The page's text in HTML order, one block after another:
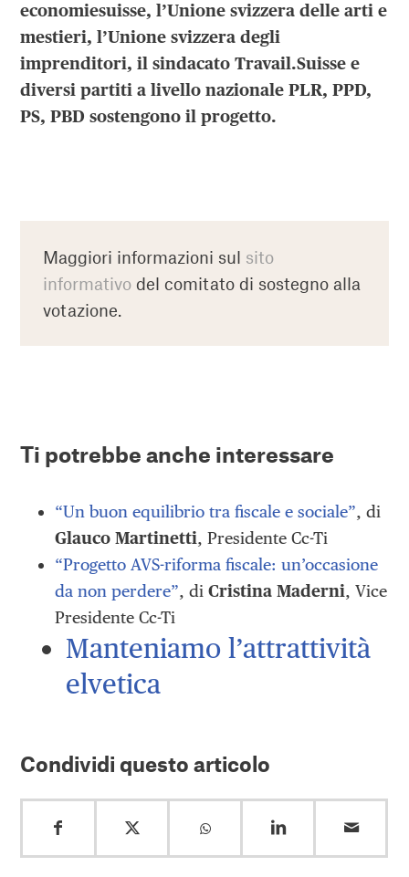
economiesuisse, l’Unione svizzera delle arti e
mestieri, l’Unione svizzera degli
imprenditori, il sindacato Travail.Suisse e
diversi partiti a livello nazionale PLR, PPD,
PS, PBD sostengono il progetto.
Maggiori informazioni sul sito
informativo del comitato di sostegno alla
votazione.
Ti potrebbe anche interessare
“Un buon equilibrio tra fiscale e sociale”, di
Glauco Martinetti, Presidente Cc-Ti
“Progetto AVS-riforma fiscale: un’occasione
da non perdere”, diCristina Maderni, Vice
Presidente Cc-Ti
Manteniamo l’attrattività
elvetica
Condividi questo articolo